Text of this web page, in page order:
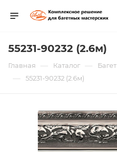
55231-90232 (2.6м)
Главная — Каталог — Багет
— 55231-90232 (2.6м)